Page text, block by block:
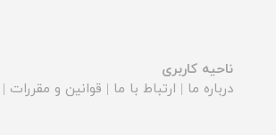
ناحیه کاربری
درباره ما | ارتباط با ما | قوانین و مقررات |